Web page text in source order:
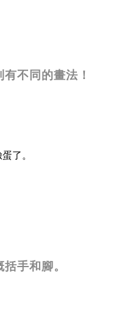
不同的畫法！
了。
手和腳。